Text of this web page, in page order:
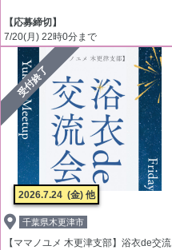
【応募締切】
7/20(月) 22時0分まで
受付終了
2026.7.24 (金) 他
千葉県木更津市
【ママノユメ 木更津支部】浴衣de交流